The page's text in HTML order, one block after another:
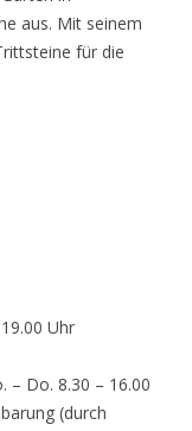
aus. Mit seinem
für die
Uhr
– Do. 8.30 – 16.00
(durch